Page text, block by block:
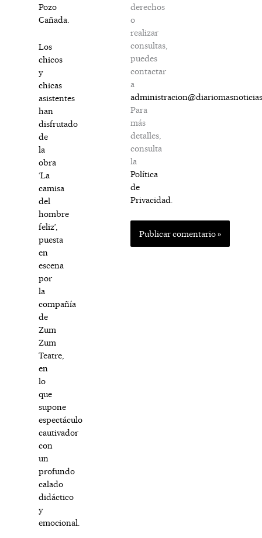
Pozo
Cañada.
Los
chicos
y
chicas
asistentes
han
disfrutado
de
la
obra
‘La
camisa
del
hombre
feliz’,
puesta
en
escena
por
la
compañía
de
Zum
Zum
Teatre,
en
lo
que
supone
espectáculo
cautivador
con
un
profundo
calado
didáctico
y
emocional.
derechos
o
realizar
consultas,
puedes
contactar
a
Para
más
detalles,
consulta
la
Política
de
Privacidad